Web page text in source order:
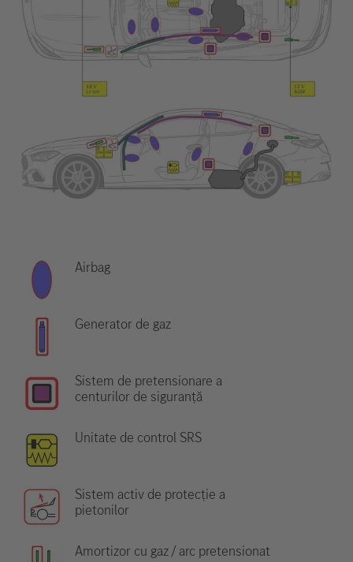
Airbag
Generator de gaz
Sistem de pretensionare a
centurilor de siguranță
Unitate de control SRS
Sistem activ de protecție a
pietonilor
Amortizor cu gaz / arc pretensionat